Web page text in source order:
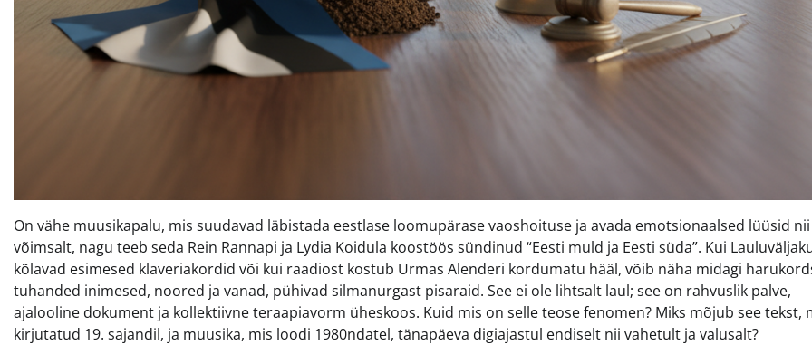
On vähe muusikapalu, mis suudavad läbistada eestlase loomupärase vaoshoituse ja avada emotsionaalsed lüüsid nii
võimsalt, nagu teeb seda Rein Rannapi ja Lydia Koidula koostöös sündinud “Eesti muld ja Eesti süda”. Kui
kõlavad esimesed klaveriakordid või kui raadiost kostub Urmas Alenderi kordumatu hääl, võib näha midagi
tuhanded inimesed, noored ja vanad, pühivad silmanurgast pisaraid. See ei ole lihtsalt laul; see on rahvuslik palve,
ajalooline dokument ja kollektiivne teraapiavorm üheskoos. Kuid mis on selle teose fenomen? Miks mõjub see tekst,
kirjutatud 19. sajandil, ja muusika, mis loodi 1980ndatel, tänapäeva digiajastul endiselt nii vahetult ja valusalt?